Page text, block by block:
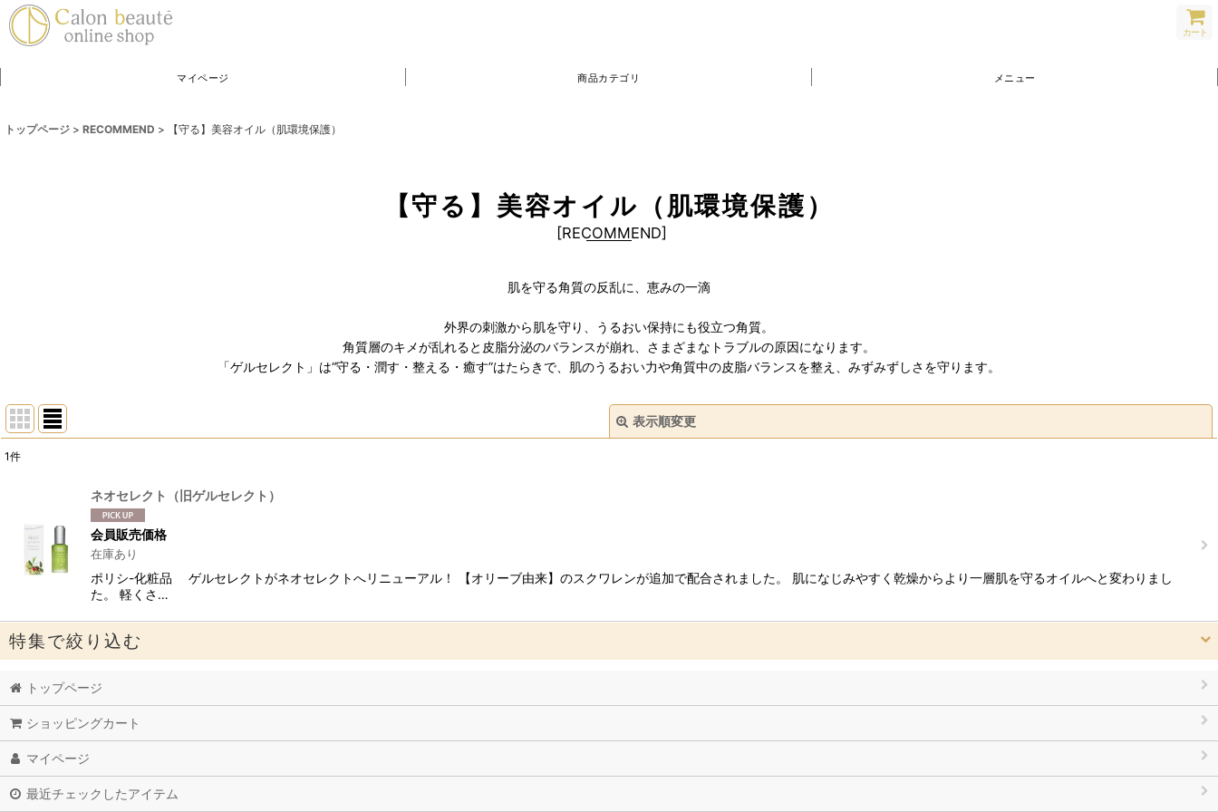
カート
マイページ 商品カテゴリ メニュー
トップページ > RECOMMEND > 【守る】美容オイル（肌環境保護）
【守る】美容オイル（肌環境保護）
[RECOMMEND]
肌を守る角質の反乱に、恵みの一滴
外界の刺激から肌を守り、うるおい保持にも役立つ角質。
角質層のキメが乱れると皮脂分泌のバランスが崩れ、さまざまなトラブルの原因になります。
「ゲルセレクト」は“守る・潤す・整える・癒す”はたらきで、肌のうるおい力や角質中の皮脂バランスを整え、みずみずしさを守ります。
表示順変更
並び順:
絞り込む
1件
ネオセレクト（旧ゲルセレクト）
会員販売価格
在庫あり
ポリシ-化粧品 ゲルセレクトがネオセレクトへリニューアル！ 【オリーブ由来】のスクワレンが追加で配合されました。 肌になじみやすく乾燥からより一層肌を守るオイルへと変わりまし
た。 軽くさ…
特集で絞り込む
12cosme(NMN配合化粧品）
洗顔、クレンジング、石鹸
オーガニック月桃シリーズ
高機能パウダーエッセンス
トップページ
ショッピングカート
マイページ
最近チェックしたアイテム